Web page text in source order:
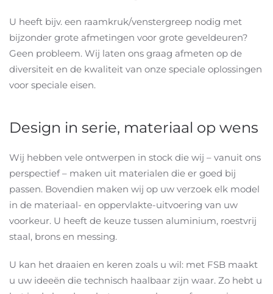
U heeft bijv. een raamkruk/venstergreep nodig met
bijzonder grote afmetingen voor grote geveldeuren?
Geen probleem. Wij laten ons graag afmeten op de
diversiteit en de kwaliteit van onze speciale oplossingen
voor speciale eisen.
Design in serie, materiaal op wens
Wij hebben vele ontwerpen in stock die wij – vanuit ons
perspectief – maken uit materialen die er goed bij
passen. Bovendien maken wij op uw verzoek elk model
in de materiaal- en oppervlakte-uitvoering van uw
voorkeur. U heeft de keuze tussen aluminium, roestvrij
staal, brons en messing.
U kan het draaien en keren zoals u wil: met FSB maakt
u uw ideeën die technisch haalbaar zijn waar. Zo hebt u